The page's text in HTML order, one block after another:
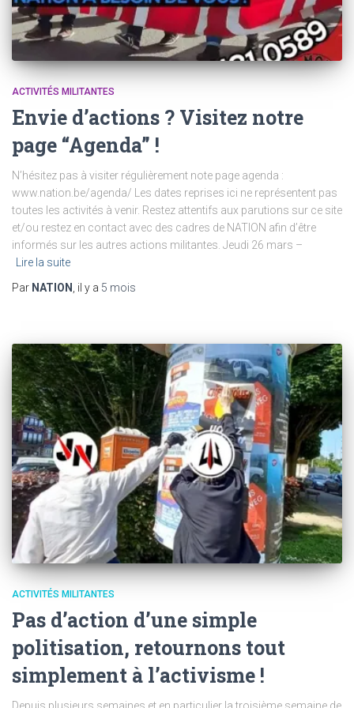
ACTIVITÉS MILITANTES
Envie d’actions ? Visitez notre
page “Agenda” !
N’hésitez pas à visiter régulièrement note page agenda :
www.nation.be/agenda/ Les dates reprises ici ne représentent pas
toutes les activités à venir. Restez attentifs aux parutions sur ce site
et/ou restez en contact avec des cadres de NATION afin d’être
informés sur les autres actions militantes. Jeudi 26 mars –
Lire la suite
Par NATION , il y a 5 mois
ACTIVITÉS MILITANTES
Pas d’action d’une simple
politisation, retournons tout
simplement à l’activisme !